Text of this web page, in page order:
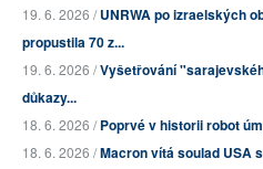
19. 6. 2026 /UNRWA po izraelských
propustila 70 z...
19. 6. 2026 /Vyšetřování
důkazy...
18. 6. 2026 /Poprvé v historii robot
18. 6. 2026 /Macron vítá soulad USA